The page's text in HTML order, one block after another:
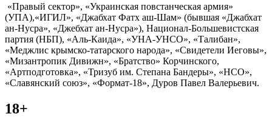
«Правый сектор», «Украинская повстанческая армия»
(УПА),«ИГИЛ», «Джабхат Фатх аш-Шам» (бывшая «Джабхат
ан-Нусра», «Джебхат ан-Нусра»), Национал-Большевистская
партия (НБП), «Аль-Каида», «УНА-УНСО», «Талибан»,
«Меджлис крымско-татарского народа», «Свидетели Иеговы»,
«Мизантропик Дивижн», «Братство» Корчинского,
«Артподготовка», «Тризуб им. Степана Бандеры», «НСО»,
«Славянский союз», «Формат-18», Дуров Павел Валерьевич.
18+